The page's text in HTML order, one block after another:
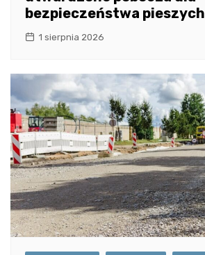
bezpieczeństwa pieszych
1 sierpnia 2026